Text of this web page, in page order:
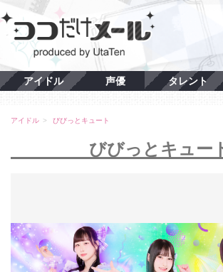
アイドル 声優 タレント
アイドル びびっとキュート
びびっとキュー